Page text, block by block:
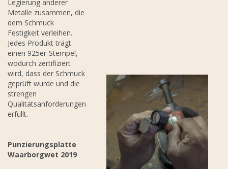
Legierung anderer
Metalle zusammen, die
dem Schmuck
Festigkeit verleihen.
Jedes Produkt trägt
einen 925er-Stempel,
wodurch zertifiziert
wird, dass der Schmuck
geprüft wurde und die
strengen
Qualitätsanforderungen
erfüllt.
Punzierungsplatte
Waarborgwet 2019